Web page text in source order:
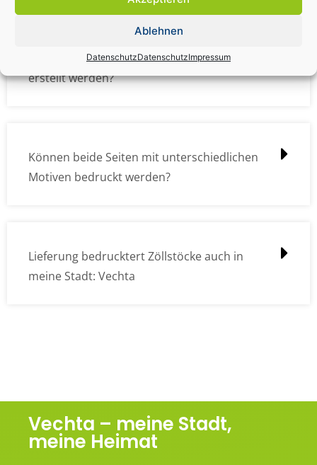
Ablehnen
DatenschutzDatenschutzImpressum
Wie müssen die Druckdateien angelegt /
erstellt werden?
Können beide Seiten mit unterschiedlichen
Motiven bedruckt werden?
Lieferung bedrucktert Zöllstöcke auch in
meine Stadt: Vechta
Vechta – meine Stadt,
meine Heimat